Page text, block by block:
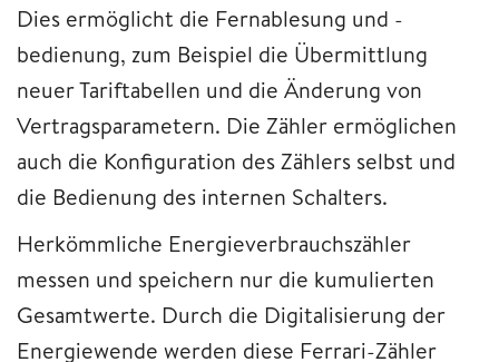
Dies ermöglicht die Fernablesung und -
bedienung, zum Beispiel die Übermittlung
neuer Tariftabellen und die Änderung von
Vertragsparametern. Die Zähler ermöglichen
auch die Konfiguration des Zählers selbst und
die Bedienung des internen Schalters.
Herkömmliche Energieverbrauchszähler
messen und speichern nur die kumulierten
Gesamtwerte. Durch die Digitalisierung der
Energiewende werden diese Ferrari-Zähler